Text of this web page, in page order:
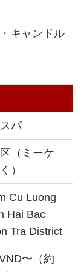
キャンドル
パ
（ミーケ
）
Cu Luong
Hai Bac
Tra District
〜（約